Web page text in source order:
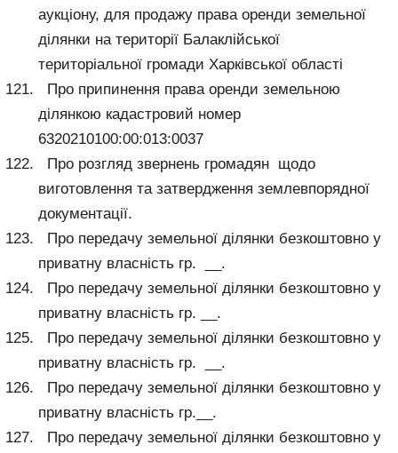
аукціону, для продажу права оренди земельної
ділянки на території Балаклійської
територіальної громади Харківської області
Про припинення права оренди земельною
ділянкою кадастровий номер
6320210100:00:013:0037
Про розгляд звернень громадян щодо
виготовлення та затвердження землевпорядної
документації.
Про передачу земельної ділянки безкоштовно у
приватну власність гр. __.
Про передачу земельної ділянки безкоштовно у
приватну власність гр. __.
Про передачу земельної ділянки безкоштовно у
приватну власність гр. __.
Про передачу земельної ділянки безкоштовно у
приватну власність гр.__.
Про передачу земельної ділянки безкоштовно у